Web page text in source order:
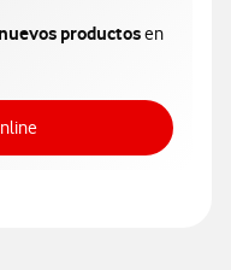
nuevos productosen
Acceso a Tienda Online